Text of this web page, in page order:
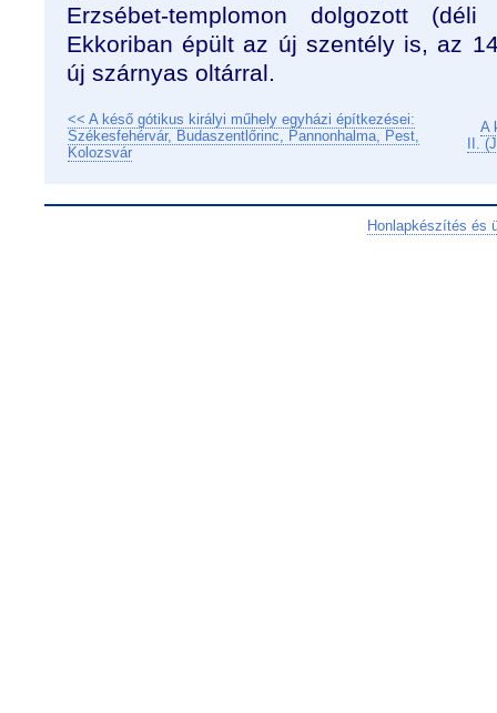
Erzsébet-templomon dolgozott
Ekkoriban épült az új szentély is, az
új szárnyas oltárral.
<< A késő gótikus királyi műhely egyházi építkezései:
Székesfehérvár, Budaszentlőrinc, Pannonhalma, Pest,
Kolozsvár
A
II.
Honlapkészítés és